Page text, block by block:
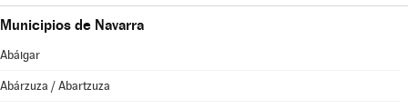
Municipios de Navarra
Abáigar
Abárzuza / Abartzuza